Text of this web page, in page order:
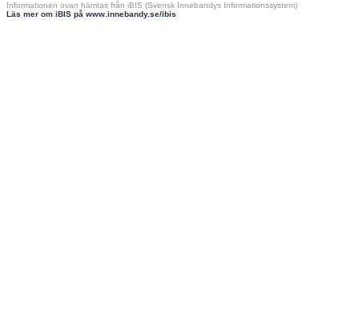
Informationen ovan hämtas från iBIS (Svensk Innebandys Informationssystem)
Läs mer om iBIS på www.innebandy.se/ibis